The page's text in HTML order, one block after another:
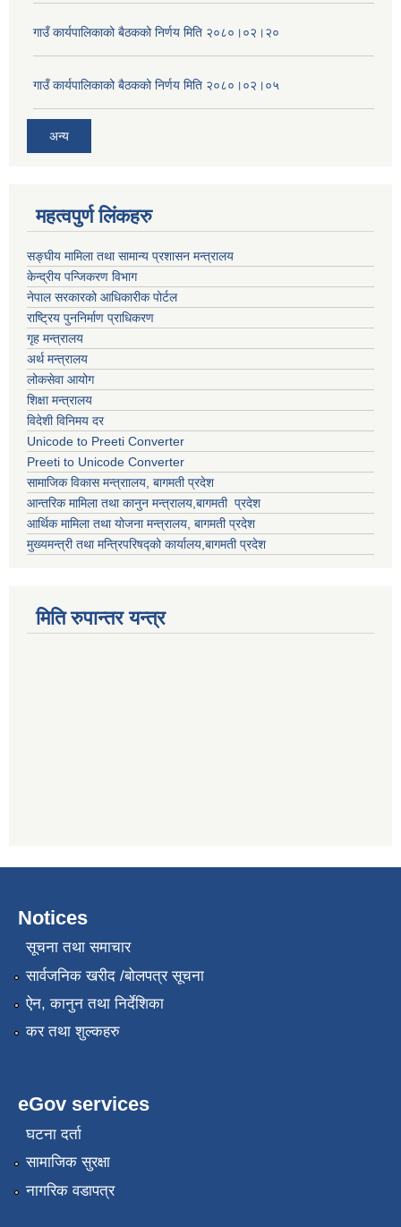
गाउँ कार्यपालिकाको बैठकको निर्णय मिति २०८०।०२।२०
गाउँ कार्यपालिकाको बैठकको निर्णय मिति २०८०।०२।०५
अन्य
महत्वपुर्ण लिंकहरु
सङ्घीय मामिला तथा सामान्य प्रशासन मन्त्रालय
केन्द्रीय पन्जिकरण विभाग
नेपाल सरकारको आधिकारीक पोर्टल
राष्ट्रिय पुननिर्माण प्राधिकरण
गृह मन्त्रालय
अर्थ मन्त्रालय
लोकसेवा आयोग
शिक्षा मन्त्रालय
विदेशी विनिमय दर
Unicode to Preeti Converter
Preeti to Unicode Converter
सामाजिक विकास मन्त्राालय, बागमती प्रदेश
आन्तरिक मामिला तथा कानुन मन्त्रालय,बागमती प्रदेश
आर्थिक मामिला तथा योजना मन्त्रालय, बागमती प्रदेश
मुख्यमन्त्री तथा मन्त्रिपरिषद्को कार्यालय,बागमती प्रदेश
मिति रुपान्तर यन्त्र
Notices
सूचना तथा समाचार
सार्वजनिक खरीद /बोलपत्र सूचना
ऐन, कानुन तथा निर्देशिका
कर तथा शुल्कहरु
eGov services
घटना दर्ता
सामाजिक सुरक्षा
नागरिक वडापत्र